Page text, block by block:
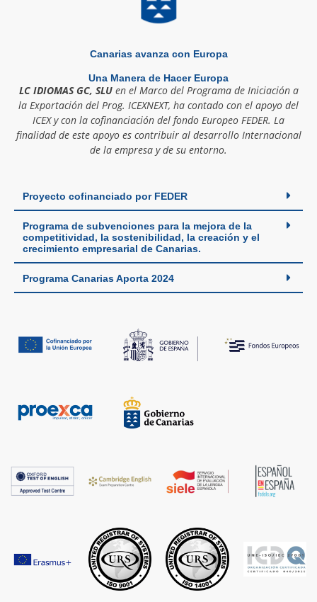
Canarias avanza con Europa
Una Manera de Hacer Europa
LC IDIOMAS GC, SLUen el Marco del Programa de Iniciación a
la Exportación del Prog. ICEXNEXT, ha contado con el apoyo del
ICEX y con la cofinanciación del fondo Europeo FEDER. La
finalidad de este apoyo es contribuir al desarrollo Internacional
de la empresa y de su entorno.
Proyecto cofinanciado por FEDER
Programa de subvenciones para la mejora de la
competitividad, la sostenibilidad, la creación y el
crecimiento empresarial de Canarias.
Programa Canarias Aporta 2024